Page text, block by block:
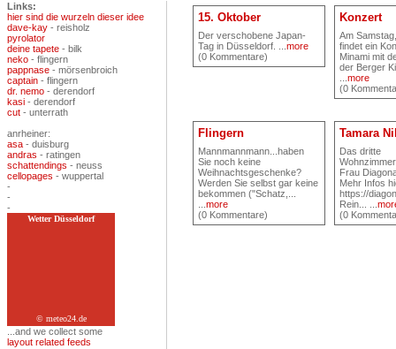
Links:
hier sind die wurzeln dieser idee
dave-kay - reisholz
pyrolator
deine tapete - bilk
neko - flingern
pappnase - mörsenbroich
captain - flingern
dr. nemo - derendorf
kasi - derendorf
cut - unterrath
anrheiner:
asa - duisburg
andras - ratingen
schattendings - neuss
cellopages - wuppertal
-
-
-
Wetter Düsseldorf
© meteo24.de
...and we collect some
layout related feeds
15. Oktober
Der verschobene Japan-
Tag in Düsseldorf. ... more
(0 Kommentare)
Konzert
Am
findet ein
Minami mit
der Berger
more
(0
Flingern
Mannmannmann...haben
Sie noch keine
Weihnachtsgeschenke?
Werden Sie selbst gar keine
bekommen ("Schatz,...
more
(0 Kommentare)
Tamara
Das dritte
Frau
Mehr Infos
https://
Rein... ...
(0